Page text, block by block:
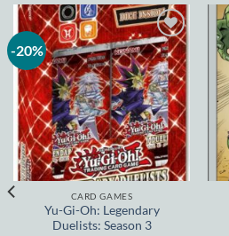
-20%
Add to
wishlist
CARD GAMES
Yu-Gi-Oh: Legendary
Duelists: Season 3